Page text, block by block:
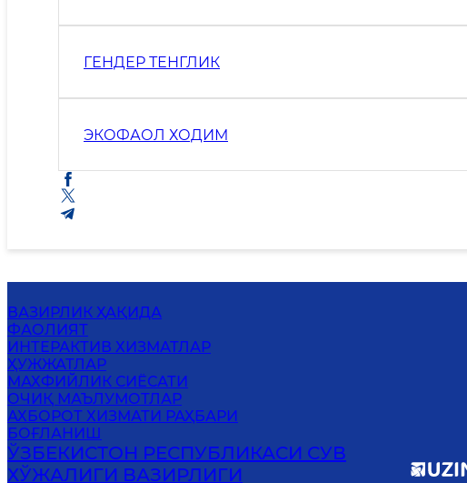
ГЕНДЕР ТЕНГЛИК
ЭКОФАОЛ ХОДИМ
ВАЗИРЛИК ҲАҚИДА
ФАОЛИЯТ
ИНТЕРАКТИВ ХИЗМАТЛАР
ҲУЖЖАТЛАР
MАХФИЙЛИК СИЁСАТИ
ОЧИҚ МАЪЛУМОТЛАР
АХБОРОТ ХИЗМАТИ РАҲБАРИ
БОҒЛАНИШ
ЎЗБЕКИСТОН РЕСПУБЛИКАСИ СУВ
ХЎЖАЛИГИ ВАЗИРЛИГИ